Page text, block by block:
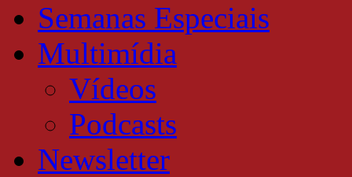
Semanas Especiais
Multimídia
Vídeos
Podcasts
Newsletter